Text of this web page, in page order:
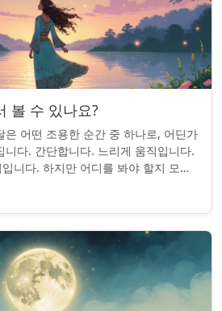
볼 수 있나요?
은 어떤 조용한 순간 중 하나로, 어딘가
니다. 간단합니다. 느리게 움직입니다.
니다. 하지만 어디를 봐야 할지 모르
니...